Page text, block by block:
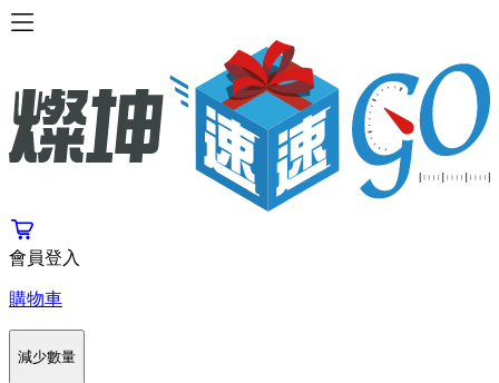
會員登入
購物車
減少數量